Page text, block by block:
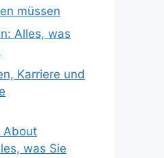
müssen
Alles, was
Karriere und
About
was Sie